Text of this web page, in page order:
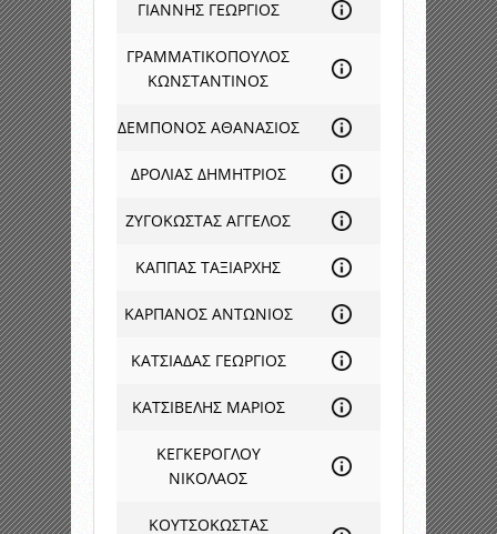
ΓΙΑΝΝΗΣ ΓΕΩΡΓΙΟΣ
ΓΡΑΜΜΑΤΙΚΟΠΟΥΛΟΣ
ΚΩΝΣΤΑΝΤΙΝΟΣ
ΔΕΜΠΟΝΟΣ ΑΘΑΝΑΣΙΟΣ
ΔΡΟΛΙΑΣ ΔΗΜΗΤΡΙΟΣ
ΖΥΓΟΚΩΣΤΑΣ ΑΓΓΕΛΟΣ
ΚΑΠΠΑΣ ΤΑΞΙΑΡΧΗΣ
ΚΑΡΠΑΝΟΣ ΑΝΤΩΝΙΟΣ
ΚΑΤΣΙΑΔΑΣ ΓΕΩΡΓΙΟΣ
ΚΑΤΣΙΒΕΛΗΣ ΜΑΡΙΟΣ
ΚΕΓΚΕΡΟΓΛΟΥ
ΝΙΚΟΛΑΟΣ
ΚΟΥΤΣΟΚΩΣΤΑΣ